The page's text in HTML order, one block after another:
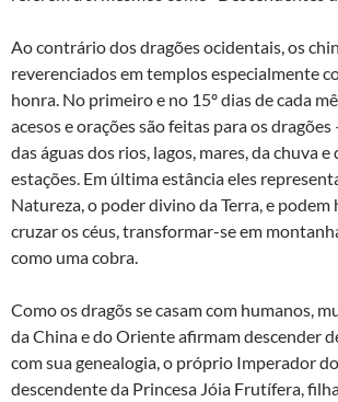
Ao contrário dos dragões ocidentais, os
reverenciados em templos especialmente
honra. No primeiro e no 15º dias de cada
acesos e orações são feitas para os
das águas dos rios, lagos, mares, da chuva
estações. Em última estância eles
Natureza, o poder divino da Terra, e podem
cruzar os céus, transformar-se em
como uma cobra.
Como os dragõs se casam com humanos,
da China e do Oriente afirmam descender
com sua genealogia, o próprio Imperador
descendente da Princesa Jóia Frutífera,